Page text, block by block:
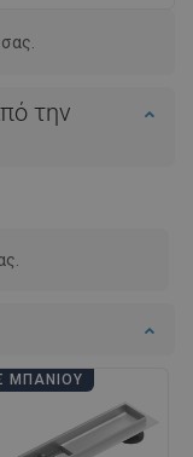
την
ΜΠΆΝΙΟΥ